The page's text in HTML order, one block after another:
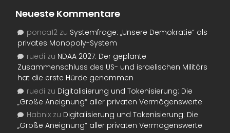
Neueste Kommentare
ponca12 zu Systemfrage: „Unsere Demokratie“ als
privates Monopoly-System
ruedi zu NDAA 2027: Der geplante
Zusammenschluss des US- und israelischen Militärs
hat die erste Hürde genommen
ruedi zu Digitalisierung und Tokenisierung: Die
„Große Aneignung“ aller privaten Vermögenswerte
Habnix zu Digitalisierung und Tokenisierung: Die
„Große Aneignung“ aller privaten Vermögenswerte